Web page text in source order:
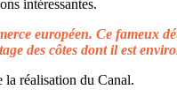
intéressantes.
européen. Ce fameux
des côtes dont il est
réalisation du Canal.